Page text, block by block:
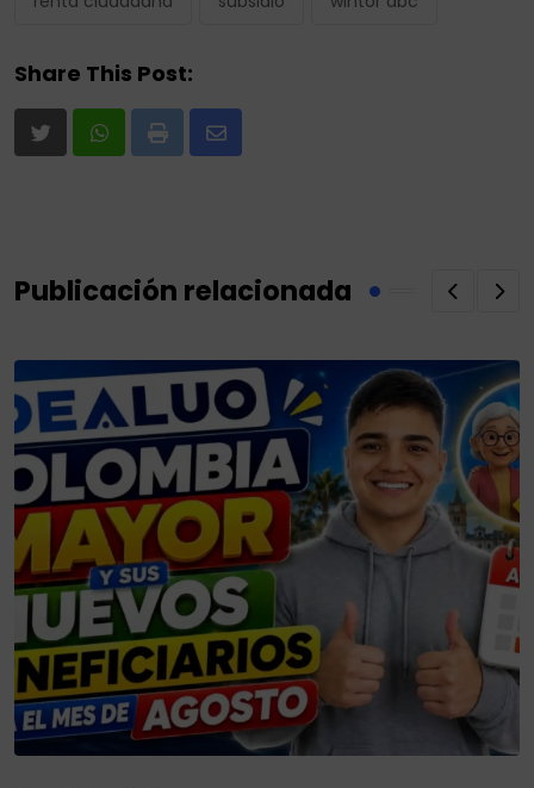
Share This Post:
Print
Share
Publicación relacionada